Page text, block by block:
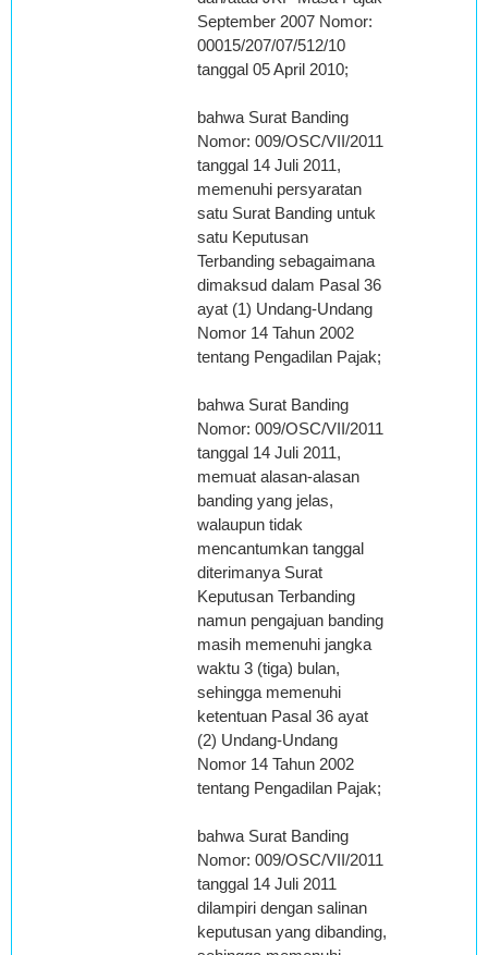
September 2007 Nomor:
00015/207/07/512/10
tanggal 05 April 2010;
bahwa Surat Banding
Nomor: 009/OSC/VII/2011
tanggal 14 Juli 2011,
memenuhi persyaratan
satu Surat Banding untuk
satu Keputusan
Terbanding sebagaimana
dimaksud dalam Pasal 36
ayat (1) Undang-Undang
Nomor 14 Tahun 2002
tentang Pengadilan Pajak;
bahwa Surat Banding
Nomor: 009/OSC/VII/2011
tanggal 14 Juli 2011,
memuat alasan-alasan
banding yang jelas,
walaupun tidak
mencantumkan tanggal
diterimanya Surat
Keputusan Terbanding
namun pengajuan banding
masih memenuhi jangka
waktu 3 (tiga) bulan,
sehingga memenuhi
ketentuan Pasal 36 ayat
(2) Undang-Undang
Nomor 14 Tahun 2002
tentang Pengadilan Pajak;
bahwa Surat Banding
Nomor: 009/OSC/VII/2011
tanggal 14 Juli 2011
dilampiri dengan salinan
keputusan yang dibanding,